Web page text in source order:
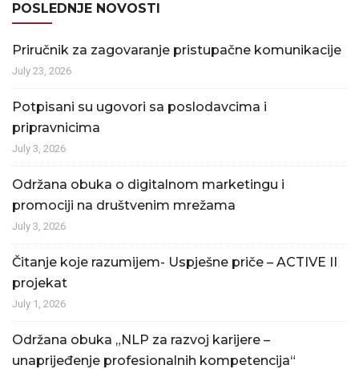
POSLEDNJE NOVOSTI
Priručnik za zagovaranje pristupačne komunikacije
July 23, 2026
Potpisani su ugovori sa poslodavcima i
pripravnicima
July 3, 2026
Održana obuka o digitalnom marketingu i
promociji na društvenim mrežama
July 3, 2026
Čitanje koje razumijem- Uspješne priče – ACTIVE II
projekat
July 1, 2026
Održana obuka „NLP za razvoj karijere –
unaprijeđenje profesionalnih kompetencija“